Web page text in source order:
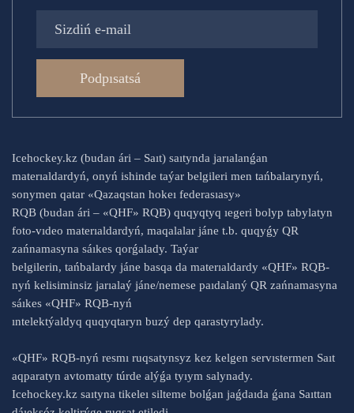
Podpısatsá
Icehockey.kz (budan ári – Saıt) saıtynda jarıalanǵan
materıaldardyń, onyń ishinde taýar belgileri men tańbalarynyń,
sonymen qatar «Qazaqstan hokeı federasıasy»
RQB (budan ári – «QHF» RQB) quqyqtyq ıegeri bolyp tabylatyn
foto-vıdeo materıaldardyń, maqalalar jáne t.b. quqyǵy QR
zańnamasyna sáıkes qorǵalady. Taýar
belgilerin, tańbalardy jáne basqa da materıaldardy «QHF» RQB-
nyń kelisiminsiz jarıalaý jáne/nemese paıdalaný QR zańnamasyna
sáıkes «QHF» RQB-nyń
ıntelektýaldyq quqyqtaryn buzý dep qarastyrylady.
«QHF» RQB-nyń resmı ruqsatynsyz kez kelgen servıstermen Saıt
aqparatyn avtomatty túrde alýǵa tyıym salynady.
Icehockey.kz saıtyna tikeleı silteme bolǵan jaǵdaıda ǵana Saıttan